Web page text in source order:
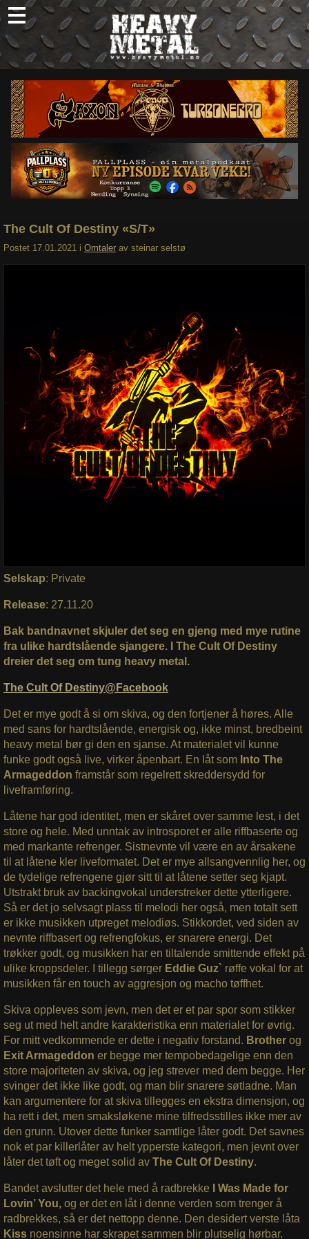
Skip
to
content
Nyheter
Omtaler
Intervjuer
Om oss
Abonner
Søk
The Cult Of Destiny «S/T»
Postet 17.01.2021 i Omtaler av steinar selstø
Selskap: Private
Release: 27.11.20
Bak bandnavnet skjuler det seg en gjeng med mye rutine
fra ulike hardtslående sjangere. I The Cult Of Destiny
dreier det seg om tung heavy metal.
The Cult Of Destiny@Facebook
Det er mye godt å si om skiva, og den fortjener å høres. Alle
med sans for hardtslående, energisk og, ikke minst, bredbeint
heavy metal bør gi den en sjanse. At materialet vil kunne
funke godt også live, virker åpenbart. En låt somInto The
Armageddon framstår som regelrett skreddersydd for
liveframføring.
Låtene har god identitet, men er skåret over samme lest, i det
store og hele. Med unntak av introsporet er alle riffbaserte og
med markante refrenger. Sistnevnte vil være en av årsakene
til at låtene kler liveformatet. Det er mye allsangvennlig her, og
de tydelige refrengene gjør sitt til at låtene setter seg kjapt.
Utstrakt bruk av backingvokal understreker dette ytterligere.
Så er det jo selvsagt plass til melodi her også, men totalt sett
er ikke musikken utpreget melodiøs. Stikkordet, ved siden av
nevnte riffbasert og refrengfokus, er snarere energi. Det
trøkker godt, og musikken har en tiltalende smittende effekt på
ulike kroppsdeler. I tillegg sørger Eddie Guz` røffe vokal for at
musikken får en touch av aggresjon og macho tøffhet.
Skiva oppleves som jevn, men det er et par spor som stikker
seg ut med helt andre karakteristika enn materialet for øvrig.
For mitt vedkommende er dette i negativ forstand. Brother og
Exit Armageddon er begge mer tempobedagelige enn den
store majoriteten av skiva, og jeg strever med dem begge. Her
svinger det ikke like godt, og man blir snarere søtladne. Man
kan argumentere for at skiva tillegges en ekstra dimensjon, og
ha rett i det, men smaksløkene mine tilfredsstilles ikke mer av
den grunn. Utover dette funker samtlige låter godt. Det savnes
nok et par killerlåter av helt ypperste kategori, men jevnt over
låter det tøft og meget solid av The Cult Of Destiny.
Bandet avslutter det hele med å radbrekke
I Was Made for
Lovin’ You,og er det en låt i denne verden som trenger å
radbrekkes, så er det nettopp denne. Den desidert verste låta
Kiss noensinne har skrapet sammen blir plutselig hørbar.